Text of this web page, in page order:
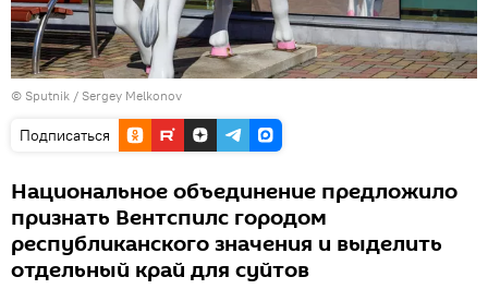
© Sputnik / Sergey Melkonov
Подписаться
Национальное объединение предложило
признать Вентспилс городом
республиканского значения и выделить
отдельный край для суйтов